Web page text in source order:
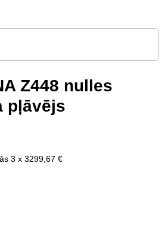
Z448 nulles
pļāvējs
3 x 3299,67 €